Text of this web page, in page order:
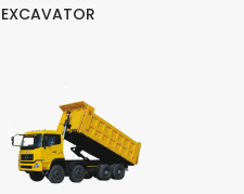
EXCAVATOR